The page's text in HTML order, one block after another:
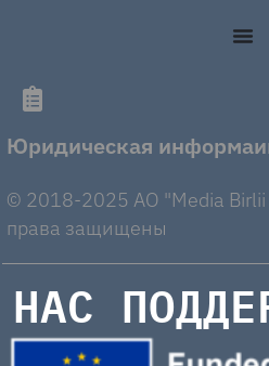
Юридическая
© 2018-2025 AO "Media Birlii
права защищены
НАС